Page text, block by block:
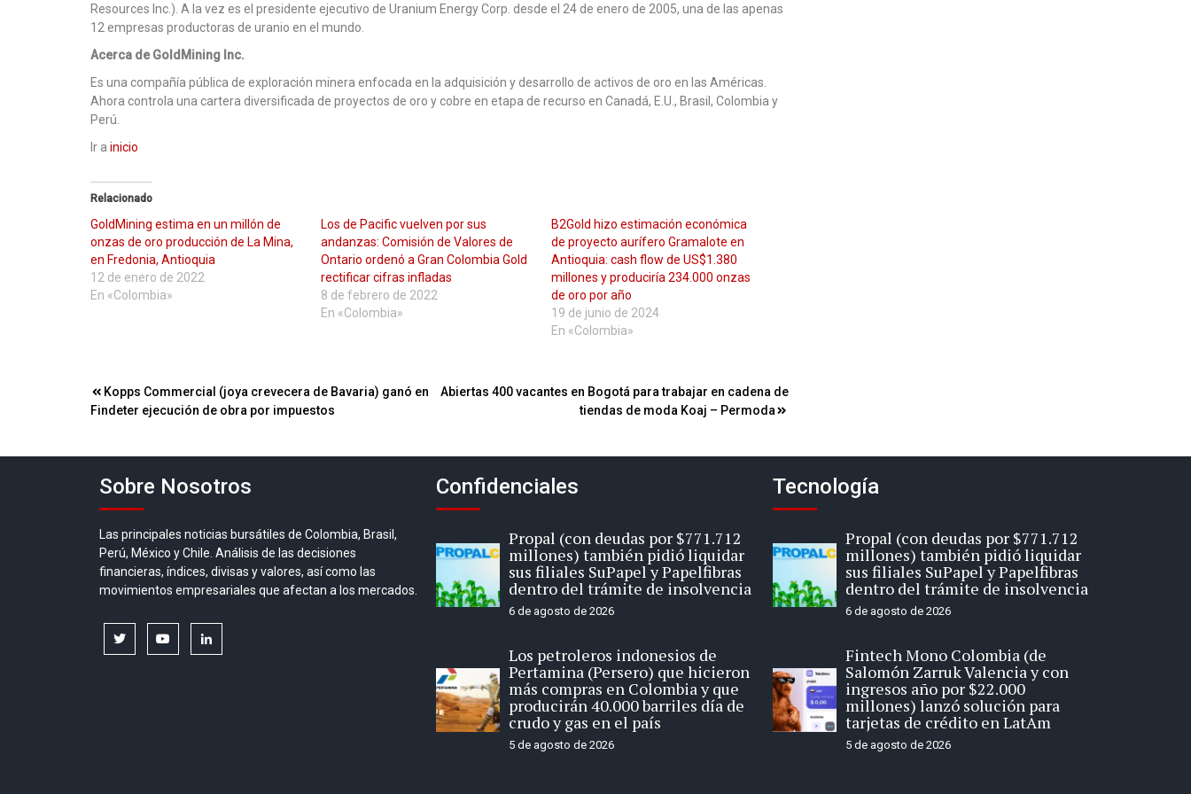
Resources Inc.). A la vez es el presidente ejecutivo de Uranium Energy Corp. desde el 24 de enero de 2005, una de las apenas
12 empresas productoras de uranio en el mundo.
Acerca de GoldMining Inc.
Es una compañía pública de exploración minera enfocada en la adquisición y desarrollo de activos de oro en las Américas.
Ahora controla una cartera diversificada de proyectos de oro y cobre en etapa de recurso en Canadá, E.U., Brasil, Colombia y
Perú.
Ir a inicio
Relacionado
GoldMining estima en un millón de
onzas de oro producción de La Mina,
en Fredonia, Antioquia
12 de enero de 2022
En «Colombia»
Los de Pacific vuelven por sus
andanzas: Comisión de Valores de
Ontario ordenó a Gran Colombia Gold
rectificar cifras infladas
8 de febrero de 2022
En «Colombia»
B2Gold hizo estimación económica
de proyecto aurífero Gramalote en
Antioquia: cash flow de US$1.380
millones y produciría 234.000 onzas
de oro por año
19 de junio de 2024
En «Colombia»
Navegación
de
entradas
Kopps Commercial (joya crevecera de Bavaria) ganó en
Findeter ejecución de obra por impuestos
Abiertas 400 vacantes en Bogotá para trabajar en cadena de
tiendas de moda Koaj – Permoda
Sobre Nosotros
Las principales noticias bursátiles de Colombia, Brasil,
Perú, México y Chile. Análisis de las decisiones
financieras, índices, divisas y valores, así como las
movimientos empresariales que afectan a los mercados.
twitter youtubelinkedin
Confidenciales
Propal (con deudas por $771.712
millones) también pidió liquidar
sus filiales SuPapel y Papelfibras
dentro del trámite de insolvencia
6 de agosto de 2026
Los petroleros indonesios de
Pertamina (Persero) que hicieron
más compras en Colombia y que
producirán 40.000 barriles día de
crudo y gas en el país
5 de agosto de 2026
Tecnología
Propal (con deudas por $771.712
millones) también pidió liquidar
sus filiales SuPapel y Papelfibras
dentro del trámite de insolvencia
6 de agosto de 2026
Fintech Mono Colombia (de
Salomón Zarruk Valencia y con
ingresos año por $22.000
millones) lanzó solución para
tarjetas de crédito en LatAm
5 de agosto de 2026